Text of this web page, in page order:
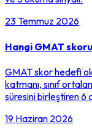
23 Temmuz 2026
Hangi GMAT
GMAT skor hedefi
katmanı, sınıf
süresini birleştiren 6
19 Haziran 2026